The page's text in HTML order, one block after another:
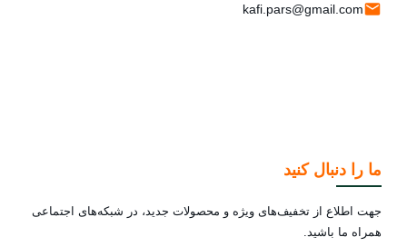
kafi.pars@gmail.com
ما را دنبال کنید
جهت اطلاع از تخفیف‌های ویژه و محصولات جدید، در شبکه‌های اجتماعی
همراه ما باشید.